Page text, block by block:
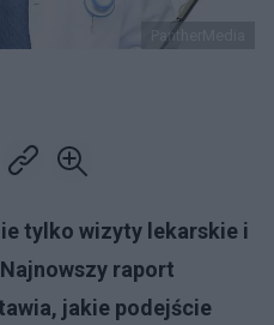
PantherMedia
tylko wizyty lekarskie i
raport
jakie podejście